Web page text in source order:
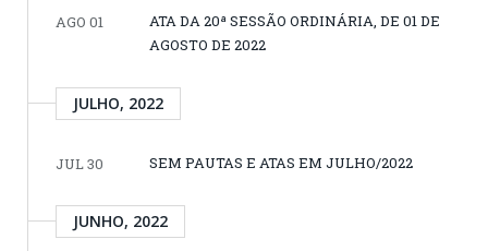
AGO 01
ATA DA 20ª SESSÃO ORDINÁRIA, DE 01 DE
AGOSTO DE 2022
JULHO, 2022
JUL 30 SEM PAUTAS E ATAS EM JULHO/2022
JUNHO, 2022